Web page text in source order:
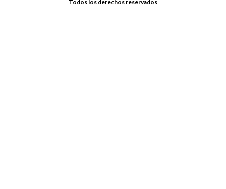
Todos los derechos reservados